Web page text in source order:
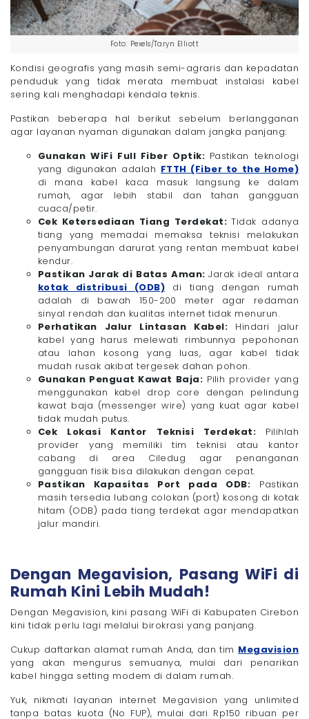
Foto: Pexels/Taryn Elliott
Kondisi geografis yang masih semi-agraris dan kepadatan
penduduk yang tidak merata membuat instalasi kabel
sering kali menghadapi kendala teknis.
Pastikan beberapa hal berikut sebelum berlangganan
agar layanan nyaman digunakan dalam jangka panjang:
Gunakan WiFi Full Fiber Optik: Pastikan teknologi
yang digunakan adalah FTTH (Fiber to the Home)
di mana kabel kaca masuk langsung ke dalam
rumah, agar lebih stabil dan tahan gangguan
cuaca/petir.
Cek Ketersediaan Tiang Terdekat:Tidak adanya
tiang yang memadai memaksa teknisi melakukan
penyambungan darurat yang rentan membuat kabel
kendur.
Pastikan Jarak di Batas Aman:Jarak ideal antara
kotak distribusi (ODB) di tiang dengan rumah
adalah di bawah 150-200 meter agar redaman
sinyal rendah dan kualitas internet tidak menurun.
Perhatikan Jalur Lintasan Kabel: Hindari jalur
kabel yang harus melewati rimbunnya pepohonan
atau lahan kosong yang luas, agar kabel tidak
mudah rusak akibat tergesek dahan pohon.
Gunakan Penguat Kawat Baja: Pilih provider yang
menggunakan kabel drop core dengan pelindung
kawat baja (messenger wire) yang kuat agar kabel
tidak mudah putus.
Cek Lokasi Kantor Teknisi Terdekat: Pilihlah
provider yang memiliki tim teknisi atau kantor
cabang di area Ciledug agar penanganan
gangguan fisik bisa dilakukan dengan cepat.
Pastikan Kapasitas Port pada ODB: Pastikan
masih tersedia lubang colokan (port) kosong di kotak
hitam (ODB) pada tiang terdekat agar mendapatkan
jalur mandiri.
Dengan Megavision, Pasang WiFi di
Rumah Kini Lebih Mudah!
Dengan Megavision, kini pasang WiFi di Kabupaten Cirebon
kini tidak perlu lagi melalui birokrasi yang panjang.
Cukup daftarkan alamat rumah Anda, dan tim Megavision
yang akan mengurus semuanya, mulai dari penarikan
kabel hingga setting modem di dalam rumah.
Yuk, nikmati layanan internet Megavision yang unlimited
tanpa batas kuota (No FUP), mulai dari Rp150 ribuan per